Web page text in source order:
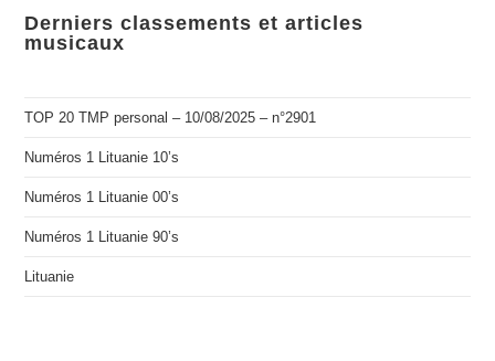
Derniers classements et articles
musicaux
TOP 20 TMP personal – 10/08/2025 – n°2901
Numéros 1 Lituanie 10’s
Numéros 1 Lituanie 00’s
Numéros 1 Lituanie 90’s
Lituanie